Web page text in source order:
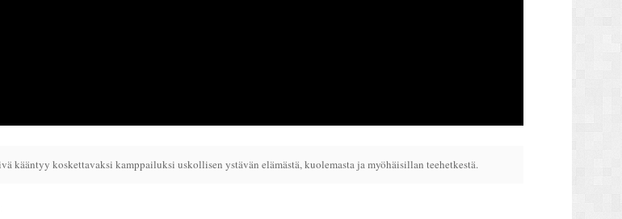
kääntyy koskettavaksi kamppailuksi uskollisen ystävän elämästä, kuolemasta ja myöhäisillan teehetkestä.